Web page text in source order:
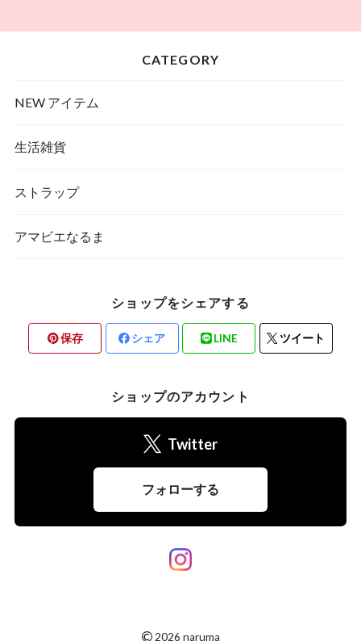
CATEGORY
NEW アイテム
生活雑貨
ストラップ
アマビエなるま
ショップをシェアする
保存 シェア LINE ツイート
ショップのアカウント
Twitter
フォローする
©2026 naruma